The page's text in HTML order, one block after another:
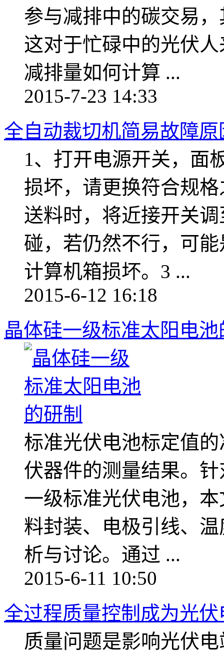
参与减排中的碳交易
这对于忙碌中的光伏
减排量如何计算 ...
2015-7-23 14:33
全自动裁切机简易故障
1、打开电源开关，面
损坏，请更换符合规
送料时，将近接开关
碰，若仍然不行，可
计算机箱损坏。3 ...
2015-6-12 16:18
晶体硅一级标准太阳电
标准光伏电池标定值
伏器件的测量结果。
一级标准光伏电池，
料封装、电极引线、
析与讨论。通过 ...
2015-6-11 10:50
全过程质量控制成为光
质量问题是影响光伏